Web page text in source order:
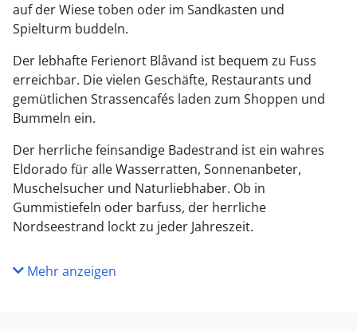
auf der Wiese toben oder im Sandkasten und
Spielturm buddeln.
Der lebhafte Ferienort Blåvand ist bequem zu Fuss
erreichbar. Die vielen Geschäfte, Restaurants und
gemütlichen Strassencafés laden zum Shoppen und
Bummeln ein.
Der herrliche feinsandige Badestrand ist ein wahres
Eldorado für alle Wasserratten, Sonnenanbeter,
Muschelsucher und Naturliebhaber. Ob in
Gummistiefeln oder barfuss, der herrliche
Nordseestrand lockt zu jeder Jahreszeit.
Mehr anzeigen